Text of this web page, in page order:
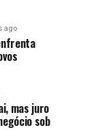
ago
mas juro
sob